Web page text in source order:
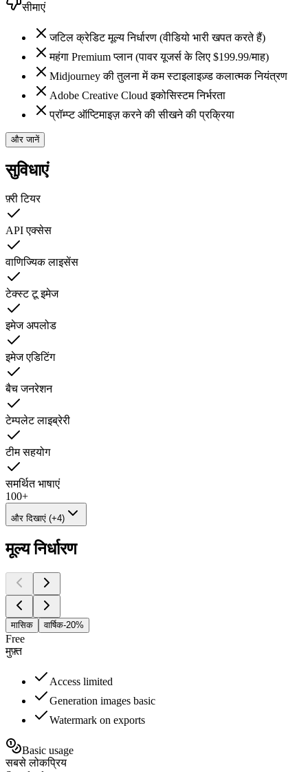
सीमाएं
जटिल क्रेडिट मूल्य निर्धारण (वीडियो भारी खपत करते हैं)
महंगा Premium प्लान (पावर यूजर्स के लिए $199.99/माह)
Midjourney की तुलना में कम स्टाइलाइज़्ड कलात्मक नियंत्रण
Adobe Creative Cloud इकोसिस्टम निर्भरता
प्रॉम्प्ट ऑप्टिमाइज़ करने की सीखने की प्रक्रिया
और जानें
सुविधाएं
फ़्री टियर
API एक्सेस
वाणिज्यिक लाइसेंस
टेक्स्ट टू इमेज
इमेज अपलोड
इमेज एडिटिंग
बैच जनरेशन
टेम्पलेट लाइब्रेरी
टीम सहयोग
समर्थित भाषाएं
100+
और दिखाएं (+4)
मूल्य निर्धारण
मासिक वार्षिक-20%
Free
मुफ़्त
Access limited
Generation images basic
Watermark on exports
Basic usage
सबसे लोकप्रिय